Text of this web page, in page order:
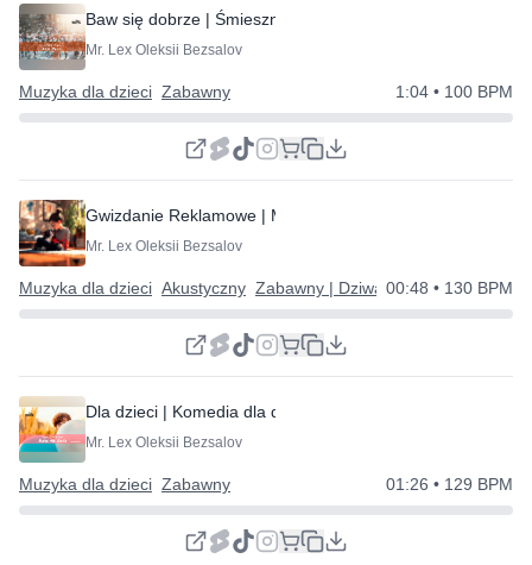
Baw się dobrze | Śmieszna Muzyka
Mr. Lex Oleksii Bezsalov
Muzyka dla dzieci Zabawny 1:04 • 100 BPM
Gwizdanie Reklamowe | Miłe i Proste
Mr. Lex Oleksii Bezsalov
Muzyka dla dzieci Akustyczny Zabawny | Dziwaczny | Szczęśliwy
00:48 • 130 BPM
Dla dzieci | Komedia dla dzieci
Mr. Lex Oleksii Bezsalov
Muzyka dla dzieci Zabawny 01:26 • 129 BPM